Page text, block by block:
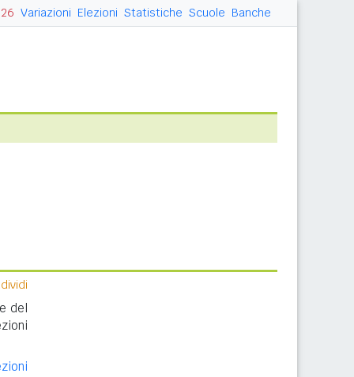
Variazioni Elezioni Statistiche Scuole Banche
del